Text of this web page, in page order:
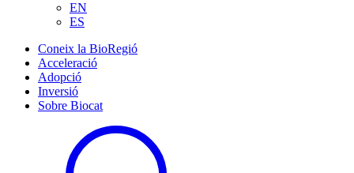
EN
ES
Coneix la BioRegió
Acceleració
Adopció
Inversió
Sobre Biocat